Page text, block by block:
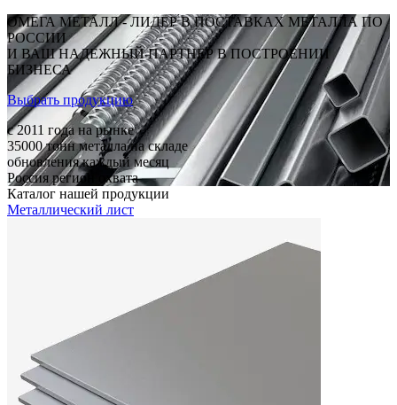
ОМЕГА МЕТАЛЛ - ЛИДЕР В ПОСТАВКАХ МЕТАЛЛА ПО
РОССИИ
И ВАШ НАДЕЖНЫЙ ПАРТНЕР В ПОСТРОЕНИИ
БИЗНЕСА
Выбрать продукцию
c 2011 года на рынке
35000 тонн металла на складе
обновления каждый месяц
Россия регион охвата
Каталог нашей продукции
Металлический лист